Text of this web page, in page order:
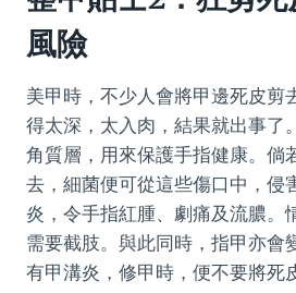
風險
美甲時，不少人會將甲邊死皮剪
得太深，太入肉，結果就出事了
角質層，用來保護手指健康。倘
去，細菌便可從這些傷口中，侵
炎，令手指紅腫、劇痛及流膿。
需要截肢。與此同時，指甲亦會
有甲溝炎，修甲時，便不要將死